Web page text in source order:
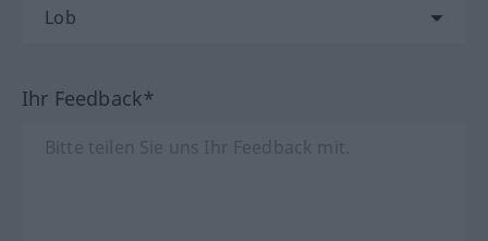
Ihr Feedback*